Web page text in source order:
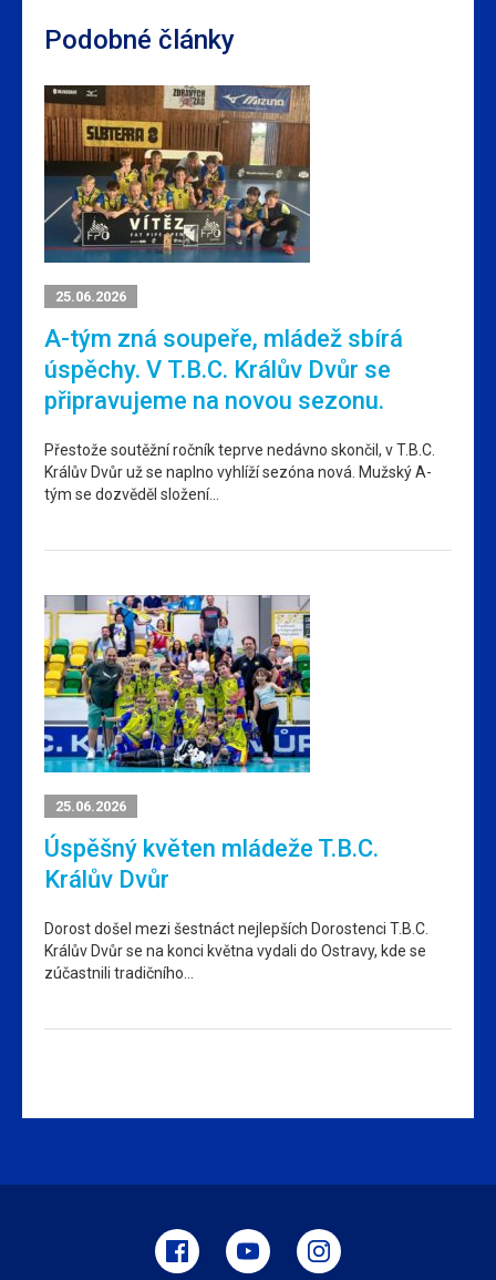
Podobné články
25.06.2026
A-tým zná soupeře, mládež sbírá
úspěchy. V T.B.C. Králův Dvůr se
připravujeme na novou sezonu.
Přestože soutěžní ročník teprve nedávno skončil, v T.B.C.
Králův Dvůr už se naplno vyhlíží sezóna nová. Mužský A-
tým se dozvěděl složení…
25.06.2026
Úspěšný květen mládeže T.B.C.
Králův Dvůr
Dorost došel mezi šestnáct nejlepších Dorostenci T.B.C.
Králův Dvůr se na konci května vydali do Ostravy, kde se
zúčastnili tradičního…